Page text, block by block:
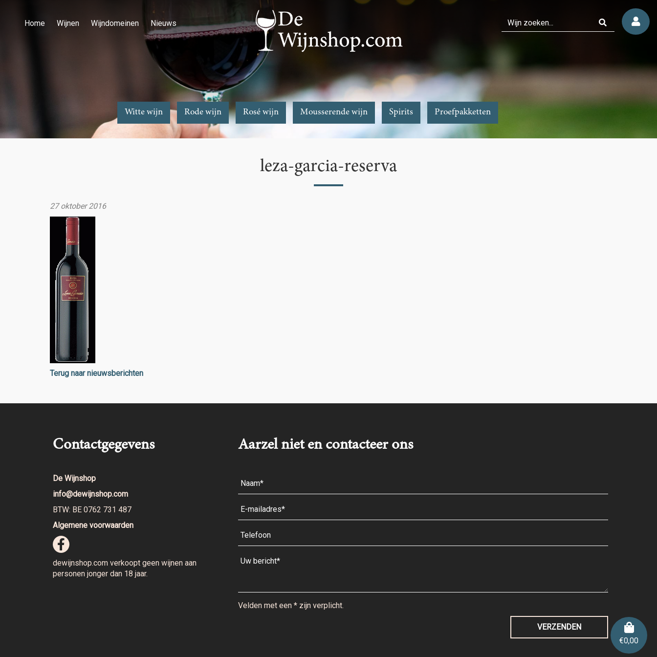
Home Wijnen Wijndomeinen Nieuws
Witte wijn Rode wijn Rosé wijn Mousserende wijn Spirits Proefpakketten
€0,00
leza-garcia-reserva
27 oktober 2016
Terug naar nieuwsberichten
Contactgegevens
De Wijnshop
info@dewijnshop.com
BTW: BE 0762 731 487
Algemene voorwaarden
dewijnshop.com verkoopt geen wijnen aan
personen jonger dan 18 jaar.
Aarzel niet en contacteer ons
Velden met een * zijn verplicht.